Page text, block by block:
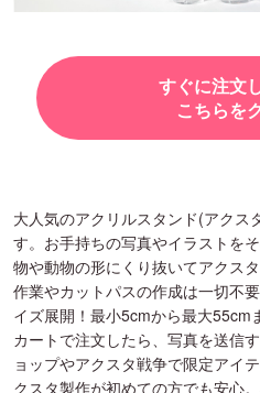
すぐに注文
こちらを
大人気のアクリルスタンド(アクス
す。お手持ちの写真やイラストを
物や動物の形にくり抜いてアクス
作業やカットパスの作成は一切不
イズ展開！最小5cmから最大55cm
カートで注文したら、写真を送信
ョップやアクスタ戦争で限定アイ
クスタ製作が初めての方でも安心